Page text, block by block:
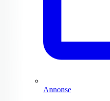
Annonse